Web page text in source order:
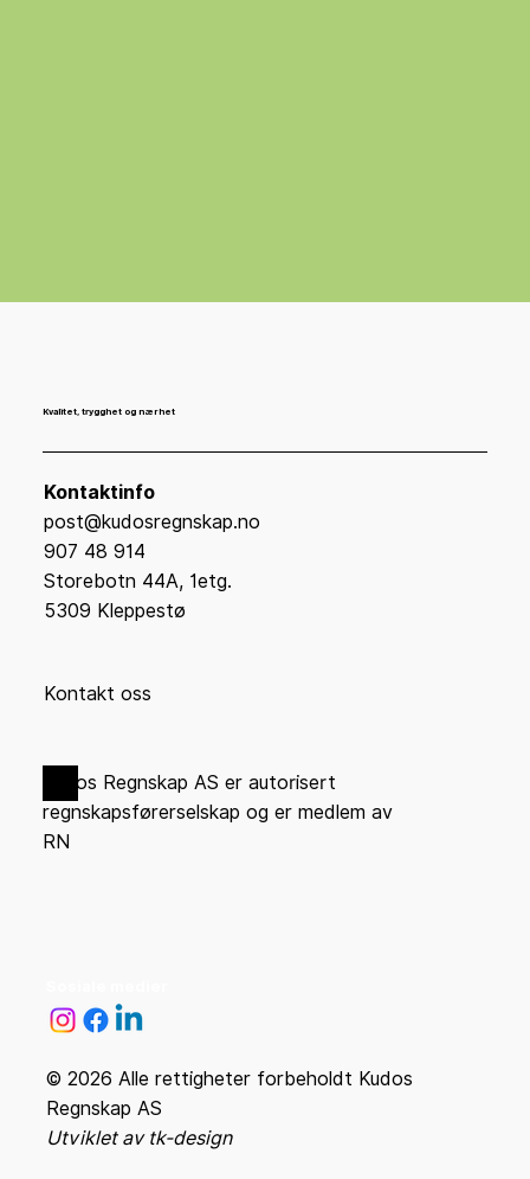
Kontaktinfo
post@kudosregnskap.no
907 48 914
Storebotn 44A, 1etg.
5309 Kleppestø
Kvalitet, trygghet og nærhet
Kontakt oss
© 2026 Alle rettigheter forbeholdt Kudos
Regnskap AS
Utviklet av tk-design
Kudos Regnskap AS er autorisert
regnskapsførerselskap og er medlem av
RN